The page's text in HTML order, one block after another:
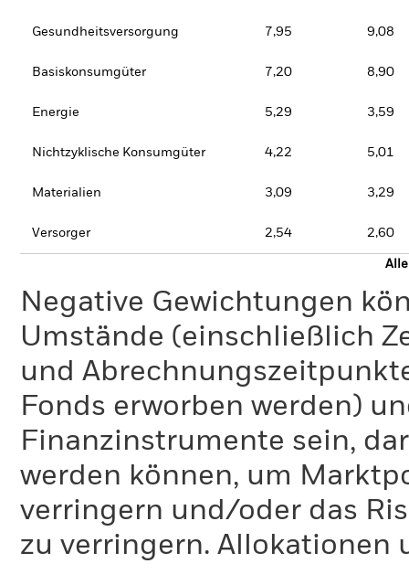
Gesundheitsversorgung 7,95 9,08
Basiskonsumgüter 7,20 8,90
Energie 5,29 3,59
Nichtzyklische Konsumgüter 4,22 5,01
Materialien 3,09 3,29
Versorger 2,54 2,60
Negative Gewichtungen
Umstände (einschließlich
und
Fonds erworben werden)
Finanzinstrumente sein,
werden können, um
verringern und/oder das
zu verringern. Allokationen